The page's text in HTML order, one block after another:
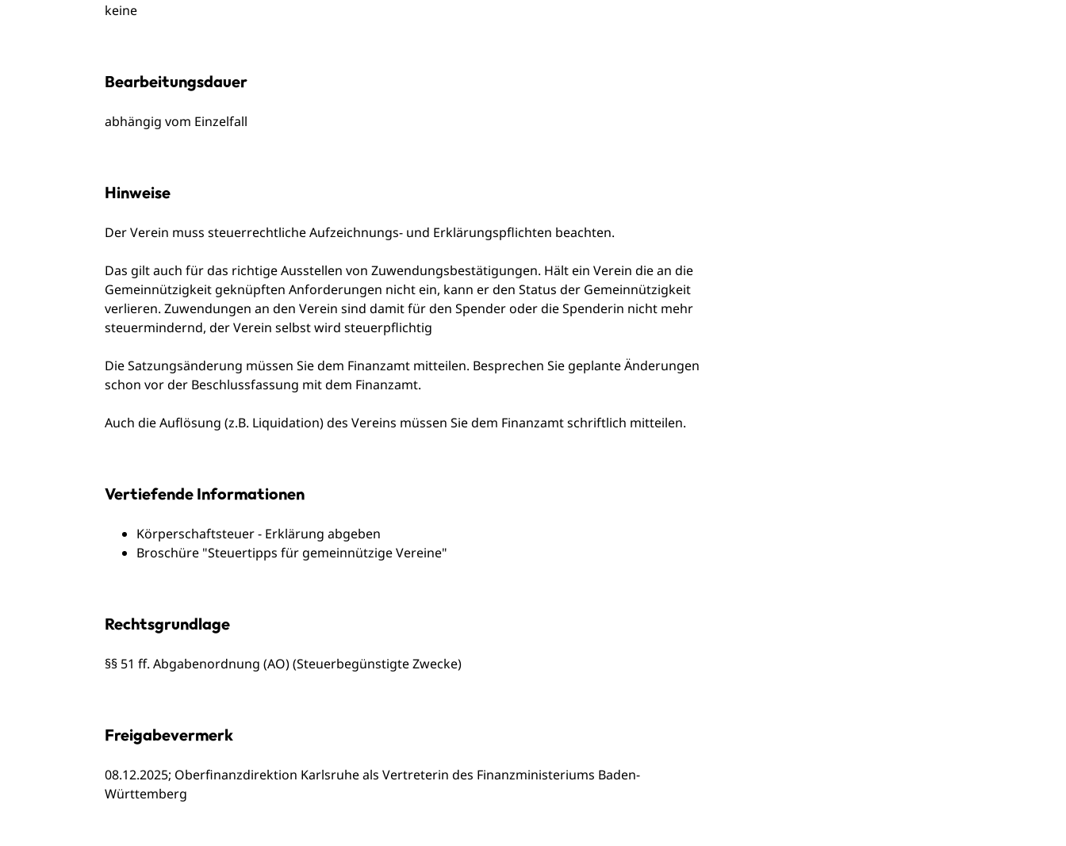
keine
Bearbeitungsdauer
abhängig vom Einzelfall
Hinweise
Der Verein muss steuerrechtliche Aufzeichnungs- und Erklärungspflichten beachten.
Das gilt auch für das richtige Ausstellen von Zuwendungsbestätigungen. Hält ein Verein die an die
Gemeinnützigkeit geknüpften Anforderungen nicht ein, kann er den Status der Gemeinnützigkeit
verlieren. Zuwendungen an den Verein sind damit für den Spender oder die Spenderin nicht mehr
steuermindernd, der Verein selbst wird steuerpflichtig
Die Satzungsänderung müssen Sie dem Finanzamt mitteilen. Besprechen Sie geplante Änderungen
schon vor der Beschlussfassung mit dem Finanzamt.
Auch die Auflösung (z.B. Liquidation) des Vereins müssen Sie dem Finanzamt schriftlich mitteilen.
Vertiefende Informationen
Körperschaftsteuer - Erklärung abgeben
Broschüre "Steuertipps für gemeinnützige Vereine"
Rechtsgrundlage
§§ 51 ff. Abgabenordnung (AO) (Steuerbegünstigte Zwecke)
Freigabevermerk
08.12.2025; Oberfinanzdirektion Karlsruhe als Vertreterin des Finanzministeriums Baden-
Württemberg